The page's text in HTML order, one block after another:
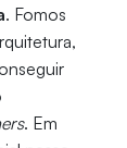
. Fomos
. Em